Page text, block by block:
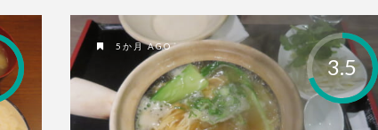
3.5
5か月 AGO